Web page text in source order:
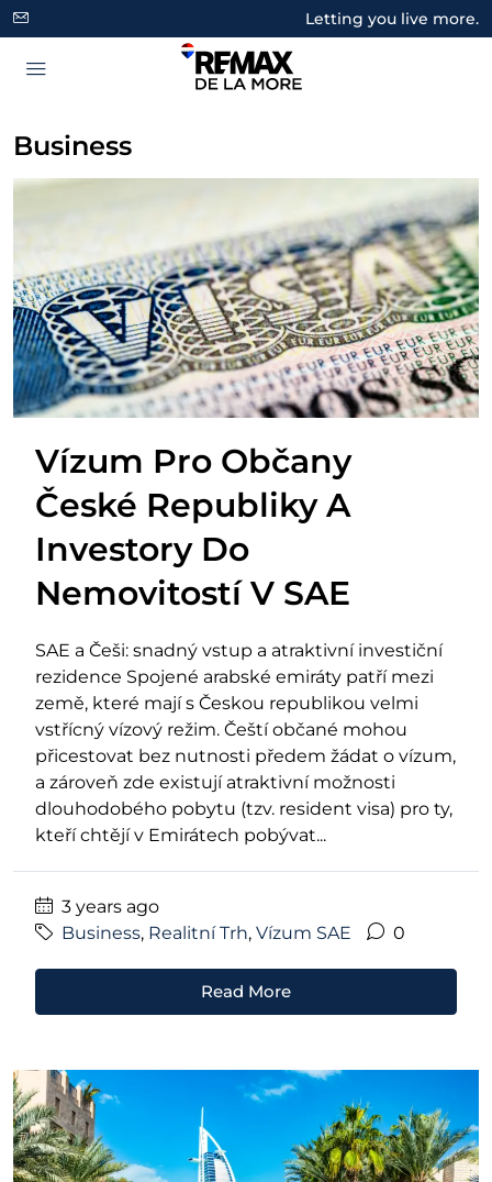
Letting you live more.
Business
Vízum Pro Občany
České Republiky A
Investory Do
Nemovitostí V SAE
SAE a Češi: snadný vstup a atraktivní investiční
rezidence Spojené arabské emiráty patří mezi
země, které mají s Českou republikou velmi
vstřícný vízový režim. Čeští občané mohou
přicestovat bez nutnosti předem žádat o vízum,
a zároveň zde existují atraktivní možnosti
dlouhodobého pobytu (tzv. resident visa) pro ty,
kteří chtějí v Emirátech pobývat...
3 years ago
Business, Realitní Trh, Vízum SAE 0
Read More